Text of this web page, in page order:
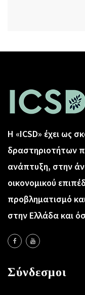
Η «ICSD» έχει ως
δραστηριοτήτων
ανάπτυξη, στην
οικονομικού
προβληματισμό
στην Ελλάδα και
Σύνδεσμοι